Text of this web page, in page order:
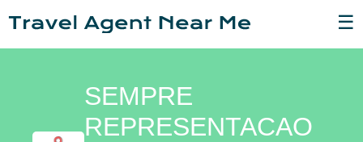
☰
SEMPRE
REPRESENTACAO